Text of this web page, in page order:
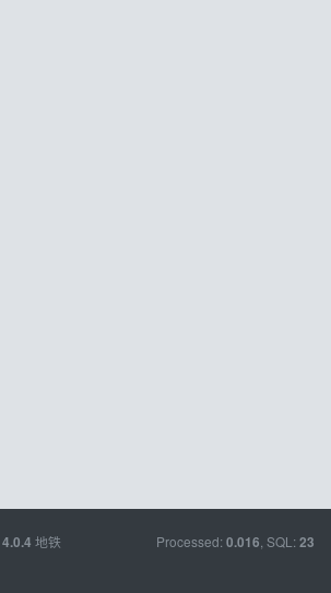
4.0.4 地铁
Processed: 0.016 , SQL: 23